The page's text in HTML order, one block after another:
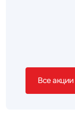
Все акции